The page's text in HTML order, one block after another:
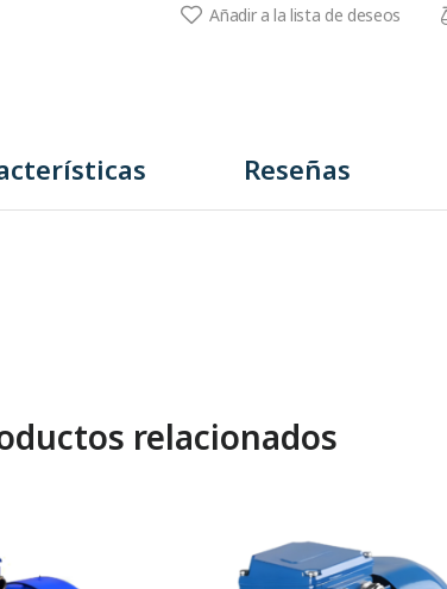
Añadir a la lista de deseos
Reseñas
relacionados